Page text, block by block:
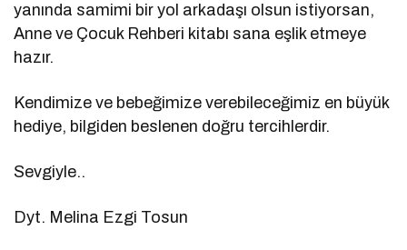
yanında samimi bir yol arkadaşı olsun istiyorsan,
Anne ve Çocuk Rehberi kitabı sana eşlik etmeye
hazır.
Kendimize ve bebeğimize verebileceğimiz en büyük
hediye, bilgiden beslenen doğru tercihlerdir.
Sevgiyle..
Dyt. Melina Ezgi Tosun